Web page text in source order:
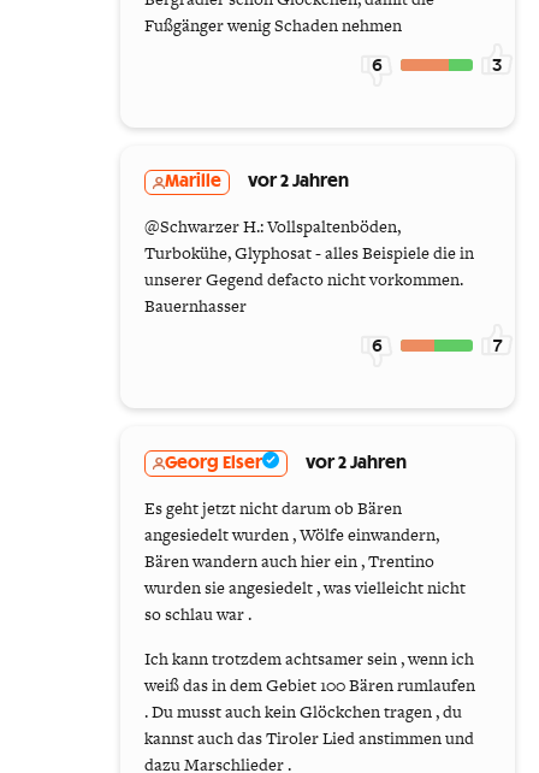
Fußgänger wenig Schaden nehmen
6 3
Marille vor 2 Jahren
@Schwarzer H.: Vollspaltenböden,
Turbokühe, Glyphosat - alles Beispiele die in
unserer Gegend defacto nicht vorkommen.
Bauernhasser
6 7
Georg Elser vor 2 Jahren
Es geht jetzt nicht darum ob Bären
angesiedelt wurden , Wölfe einwandern,
Bären wandern auch hier ein , Trentino
wurden sie angesiedelt , was vielleicht nicht
so schlau war .
Ich kann trotzdem achtsamer sein , wenn ich
weiß das in dem Gebiet 100 Bären rumlaufen
. Du musst auch kein Glöckchen tragen , du
kannst auch das Tiroler Lied anstimmen und
dazu Marschlieder .